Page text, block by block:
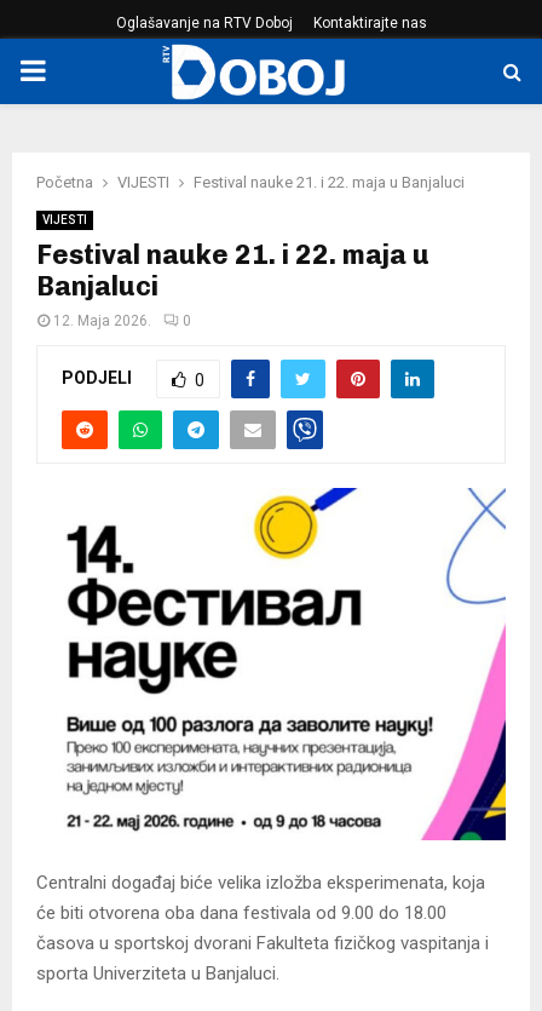
Oglašavanje na RTV Doboj Kontaktirajte nas
PRIMARY
Početna VIJESTI Festival nauke 21. i 22. maja u Banjaluci
VIJESTI
Festival nauke 21. i 22. maja u
Banjaluci
12. Maja 2026. 0
PODJELI 0
Centralni događaj biće velika izložba eksperimenata, koja
će biti otvorena oba dana festivala od 9.00 do 18.00
časova u sportskoj dvorani Fakulteta fizičkog vaspitanja i
sporta Univerziteta u Banjaluci.